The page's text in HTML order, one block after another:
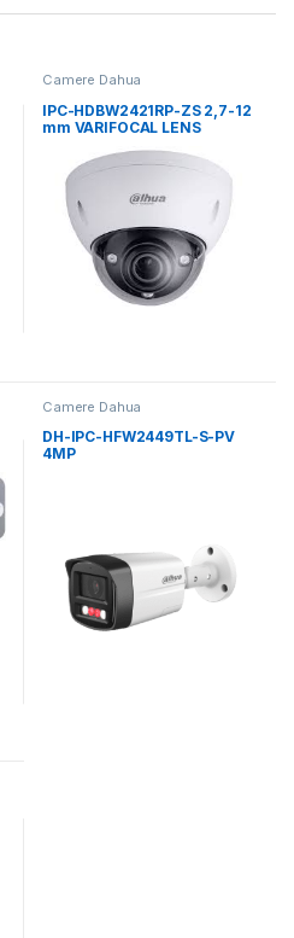
Camere Dahua
IPC-HDBW2421RP-ZS 2,7-12
mm VARIFOCAL LENS
Camere Dahua
DH-IPC-HFW2449TL-S-PV
4MP